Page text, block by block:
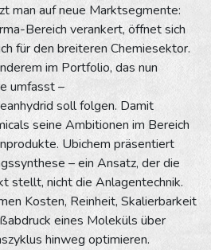
man auf neue Marktsegmente:
Bereich verankert, öffnet sich
für den breiteren Chemiesektor.
im Portfolio, das nun
umfasst –
soll folgen. Damit
seine Ambitionen im Bereich
Ubichem präsentiert
– ein Ansatz, der die
stellt, nicht die Anlagentechnik.
Kosten, Reinheit, Skalierbarkeit
eines Moleküls über
hinweg optimieren.